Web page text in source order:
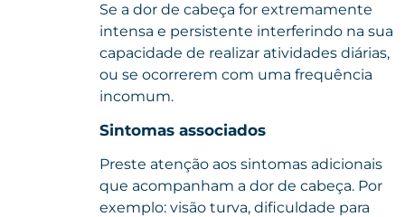
Se a dor de cabeça for extremamente
intensa e persistente interferindo na sua
capacidade de realizar atividades diárias,
ou se ocorrerem com uma frequência
incomum.
Sintomas associados
Preste atenção aos sintomas adicionais
que acompanham a dor de cabeça. Por
exemplo: visão turva, dificuldade para